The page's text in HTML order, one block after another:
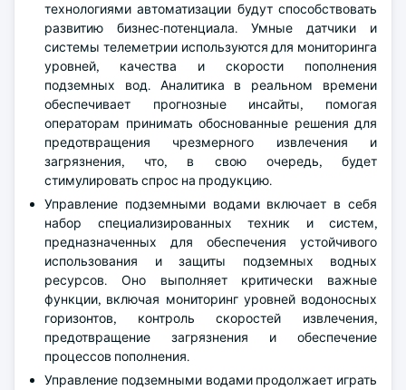
технологиями автоматизации будут способствовать
развитию бизнес-потенциала. Умные датчики и
системы телеметрии используются для мониторинга
уровней, качества и скорости пополнения
подземных вод. Аналитика в реальном времени
обеспечивает прогнозные инсайты, помогая
операторам принимать обоснованные решения для
предотвращения чрезмерного извлечения и
загрязнения, что, в свою очередь, будет
стимулировать спрос на продукцию.
Управление подземными водами включает в себя
набор специализированных техник и систем,
предназначенных для обеспечения устойчивого
использования и защиты подземных водных
ресурсов. Оно выполняет критически важные
функции, включая мониторинг уровней водоносных
горизонтов, контроль скоростей извлечения,
предотвращение загрязнения и обеспечение
процессов пополнения.
Управление подземными водами продолжает играть